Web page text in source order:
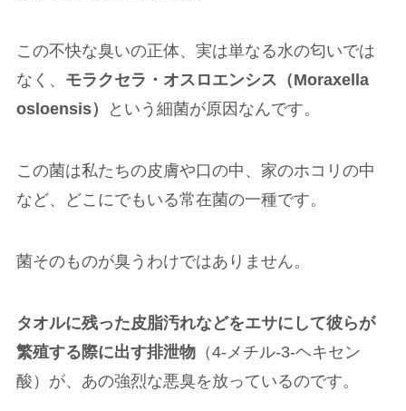
この不快な臭いの正体、実は単なる水の匂いでは
なく、 モラクセラ・オスロエンシス（Moraxella
osloensis）
という細菌が原因なんです。
この菌は私たちの皮膚や口の中、家のホコリの中
など、どこにでもいる常在菌の一種です。
菌そのものが臭うわけではありません。
タオルに残った皮脂汚れなどをエサにして彼らが
繁殖する際に出す排泄物（4-メチル-3-ヘキセン
酸）が、あの強烈な悪臭を放っているのです。